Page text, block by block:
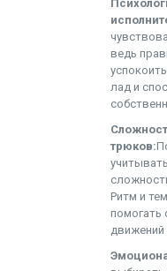
ведь
лад и
трюков:
Ритм и
помогать
движений